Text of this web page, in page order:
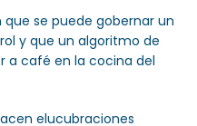
se puede gobernar un
y que un algoritmo de
a café en la cocina del
elucubraciones